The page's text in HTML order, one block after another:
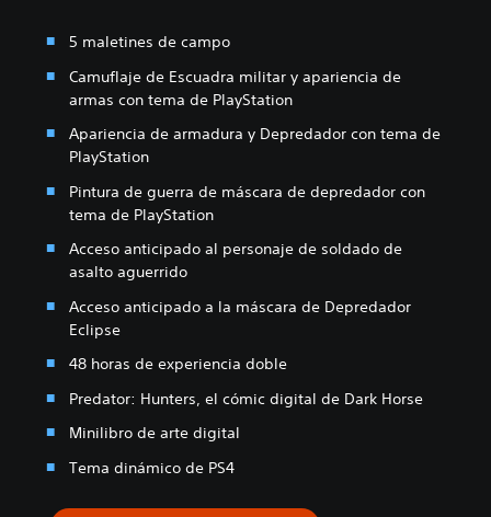
5 maletines de campo
Camuflaje de Escuadra militar y apariencia de
armas con tema de PlayStation
Apariencia de armadura y Depredador con tema de
PlayStation
Pintura de guerra de máscara de depredador con
tema de PlayStation
Acceso anticipado al personaje de soldado de
asalto aguerrido
Acceso anticipado a la máscara de Depredador
Eclipse
48 horas de experiencia doble
Predator: Hunters, el cómic digital de Dark Horse
Minilibro de arte digital
Tema dinámico de PS4